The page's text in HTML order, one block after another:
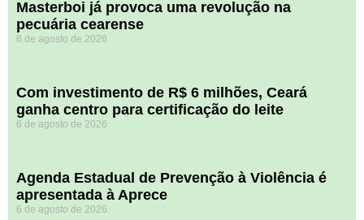
Masterboi já provoca uma revolução na
pecuária cearense
6 de agosto de 2026
Com investimento de R$ 6 milhões, Ceará
ganha centro para certificação do leite
6 de agosto de 2026
Agenda Estadual de Prevenção à Violência é
apresentada à Aprece
6 de agosto de 2026